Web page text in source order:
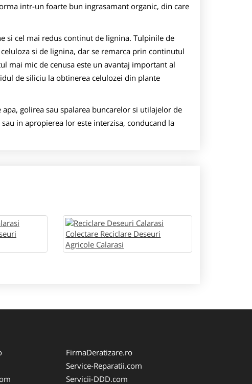
intr-un foarte bun ingrasamant organic, din care
si cel mai redus continut de lignina. Tulpinile de
si de lignina, dar se remarca prin continutul
mai mic de cenusa este un avantaj important al
de siliciu la obtinerea celulozei din plante
golirea sau spalarea buncarelor si utilajelor de
in apropierea lor este interzisa, conducand la
FirmaDeratizare.ro
Service-Reparatii.com
Servicii-DDD.com